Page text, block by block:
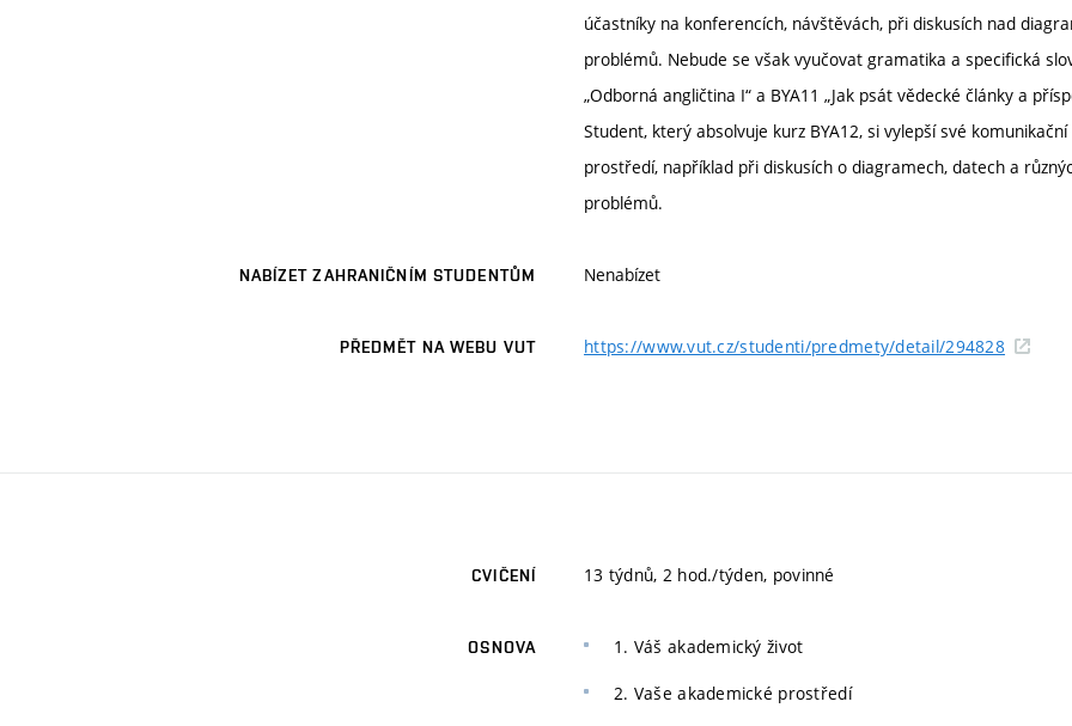
účastníky na konferencích, návštěvách, při diskusích nad
problémů. Nebude se však vyučovat gramatika a specifická
„Odborná angličtina I“ a BYA11 „Jak psát vědecké články a
Student, který absolvuje kurz BYA12, si vylepší své
prostředí, například při diskusích o diagramech, datech a
problémů.
NABÍZET ZAHRANIČNÍM STUDENTŮM Nenabízet
PŘEDMĚT NA WEBU VUT https://www.vut.cz/studenti/predmety/detail/294828
CVIČENÍ 13 týdnů, 2 hod./týden, povinné
OSNOVA 1. Váš akademický život
2. Vaše akademické prostředí